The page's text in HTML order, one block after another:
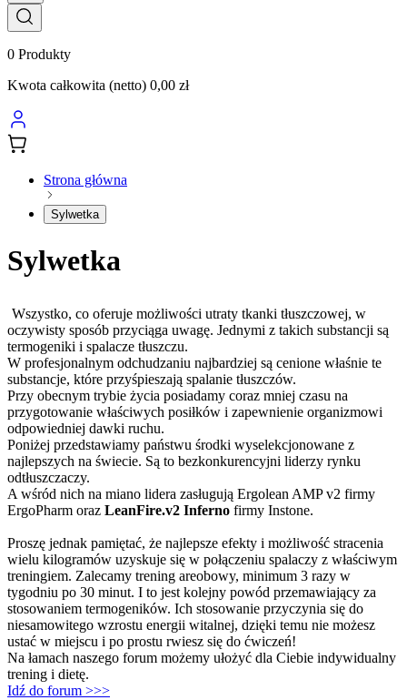
0 Produkty
Kwota całkowita (netto) 0,00 zł
Strona główna
Sylwetka
Sylwetka
Wszystko, co oferuje możliwości utraty tkanki tłuszczowej, w
oczywisty sposób przyciąga uwagę. Jednymi z takich substancji są
termogeniki i spalacze tłuszczu.
W profesjonalnym odchudzaniu najbardziej są cenione właśnie te
substancje, które przyśpieszają spalanie tłuszczów.
Przy obecnym trybie życia posiadamy coraz mniej czasu na
przygotowanie właściwych posiłków i zapewnienie organizmowi
odpowiedniej dawki ruchu.
Poniżej przedstawiamy państwu środki wyselekcjonowane z
najlepszych na świecie. Są to bezkonkurencyjni liderzy rynku
odtłuszczaczy.
A wśród nich na miano lidera zasługują Ergolean AMP v2 firmy
ErgoPharm oraz LeanFire.v2 Inferno firmy Instone.
Proszę jednak pamiętać, że najlepsze efekty i możliwość stracenia
wielu kilogramów uzyskuje się w połączeniu spalaczy z właściwym
treningiem. Zalecamy trening areobowy, minimum 3 razy w
tygodniu po 30 minut. I to jest kolejny powód przemawiający za
stosowaniem termogeników. Ich stosowanie przyczynia się do
niesamowitego wzrostu energii witalnej, dzięki temu nie możesz
ustać w miejscu i po prostu rwiesz się do ćwiczeń!
Na łamach naszego forum możemy ułożyć dla Ciebie indywidualny
trening i dietę.
Idź do forum >>>